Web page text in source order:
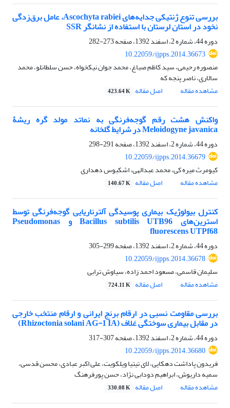
بررسی تنوع ژنتیکی جدایه‌های Ascochyta rabiei، عامل برق‌زدگی
نخود در استان لرستان با استفاده از نشانگر SSR
دوره 44، شماره 2، اسفند 1392، صفحه
273-282
10.22059/ijpps.2014.36673
منصوره رحیمی، سید کاظم صباغ، محمد جوان نیکخواه، حسن سلطانلو، محمد
سالاری، ناصر پنجه که
مشاهده مقاله
اصل مقاله 423.64 K
واکنش هشت رقم گوجه‌فرنگی به نماتد مولد گره ریشۀ
Meloidogyne javanica در شرایط گلخانه
دوره 44، شماره 2، اسفند 1392، صفحه
291-298
10.22059/ijpps.2014.36679
کیومرث میره کی، محمد عبدالهی، اشکبوس دهداری
مشاهده مقاله
اصل مقاله 140.67 K
کنترل بیولوژیک بیماری‌ پوسیدگی آلترناریایی گوجه‌فرنگی توسط
استرین‌های Bacillus subtilis UTB96 و Pseudomonas
fluorescens UTPf68
دوره 44، شماره 2، اسفند 1392، صفحه
299-305
10.22059/ijpps.2014.36678
سلیمان قاسمی، مسعود احمد زاده، سیاوش ترابی
مشاهده مقاله
اصل مقاله 724.11 K
بررسی مقاومت نسبی در ارقام برنج ایرانی و ارقام منتخب خارجی
در مقابل بیماری سوختگی غلاف (Rhizoctonia solani AG-1 IA)
دوره 44، شماره 2، اسفند 1392، صفحه
307-317
10.22059/ijpps.2014.36680
فریدون پاداشت دهکایی، لای تیتیا ویلکویت، علی اکبر عبادی، محسن قدسی،
سمیه داریوش، ابراهیم دودابی نژاد، حسن پورفرهنگ
مشاهده مقاله
اصل مقاله 330.08 K